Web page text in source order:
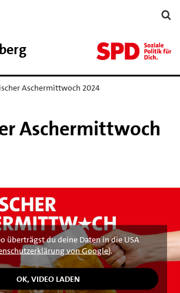
Aschermittwoch 2024
Aschermittwoch
überträgst du deine Daten in die USA
von Google).